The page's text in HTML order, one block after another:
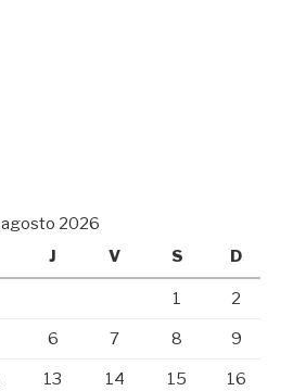
agosto 2026
J V S D
1 2
6 7 8 9
13 14 15 16